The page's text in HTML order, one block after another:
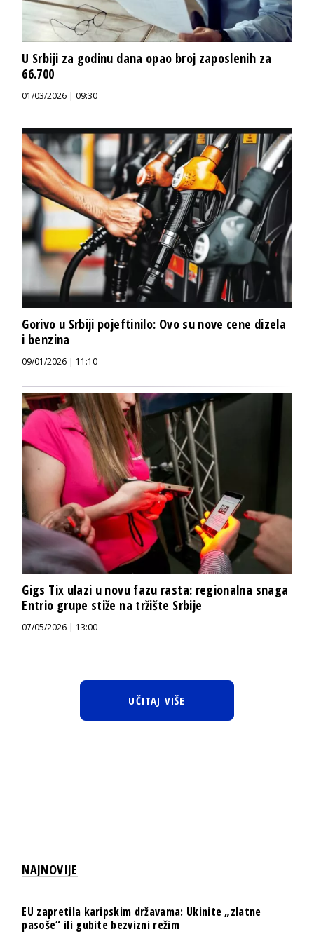
U Srbiji za godinu dana opao broj zaposlenih za
66.700
01/03/2026 | 09:30
Gorivo u Srbiji pojeftinilo: Ovo su nove cene dizela
i benzina
09/01/2026 | 11:10
Gigs Tix ulazi u novu fazu rasta: regionalna snaga
Entrio grupe stiže na tržište Srbije
07/05/2026 | 13:00
UČITAJ VIŠE
NAJNOVIJE
EU zapretila karipskim državama: Ukinite „zlatne
pasoše“ ili gubite bezvizni režim